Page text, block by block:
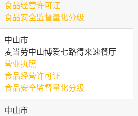
食品经营许可证
食品安全监督量化分级
中山市
麦当劳中山博爱七路得来速餐厅
营业执照
食品经营许可证
食品安全监督量化分级
中山市